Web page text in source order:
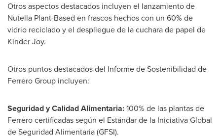
Otros aspectos destacados incluyen el lanzamiento de
Nutella Plant-Based en frascos hechos con un 60% de
vidrio reciclado y el despliegue de la cuchara de papel de
Kinder Joy.
Otros puntos destacados del Informe de Sostenibilidad de
Ferrero Group incluyen:
Seguridad y Calidad Alimentaria:100% de las plantas de
Ferrero certificadas según el Estándar de la Iniciativa Global
de Seguridad Alimentaria (GFSI).